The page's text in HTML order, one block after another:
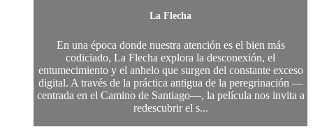
La Flecha
En una época donde nuestra atención es el bien más
codiciado, La Flecha explora la desconexión, el
entumecimiento y el anhelo que surgen del constante exceso
digital. A través de la práctica antigua de la peregrinación —
centrada en el Camino de Santiago—, la película nos invita a
redescubrir el s...